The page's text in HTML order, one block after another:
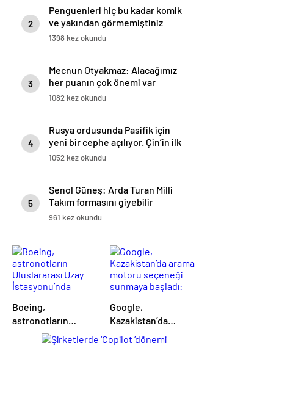
2
Penguenleri hiç bu kadar komik
ve yakından görmemiştiniz
1398 kez okundu
3
Mecnun Otyakmaz: Alacağımız
her puanın çok önemi var
1082 kez okundu
4
Rusya ordusunda Pasifik için
yeni bir cephe açılıyor. Çin’in ilk
tepkisi!
1052 kez okundu
5
Şenol Güneş: Arda Turan Milli
Takım formasını giyebilir
961 kez okundu
Boeing,
astronotların
Uluslararası Uzay
İstasyonu’nda
Google,
Kazakistan’da
arama motoru
seçeneği sunmaya